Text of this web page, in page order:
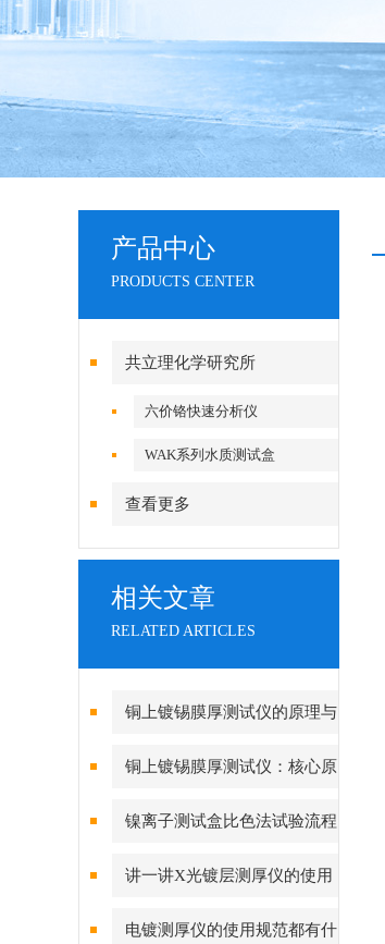
产品中心
PRODUCTS CENTER
共立理化学研究所
六价铬快速分析仪
WAK系列水质测试盒
查看更多
相关文章
RELATED ARTICLES
铜上镀锡膜厚测试仪的原理与
应用
铜上镀锡膜厚测试仪：核心原
理与精度差异深度解析
镍离子测试盒比色法试验流程
讲一讲X光镀层测厚仪的使用
指南
电镀测厚仪的使用规范都有什